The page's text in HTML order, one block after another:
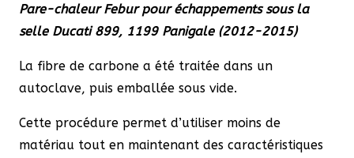
prix :
145,20 €
à
179,08 €
Pare-chaleur Febur pour échappements sous la
selle Ducati 899, 1199 Panigale (2012-2015)
La fibre de carbone a été traitée dans un
autoclave, puis emballée sous vide.
Cette procédure permet d’utiliser moins de
matériau tout en maintenant des caractéristiques